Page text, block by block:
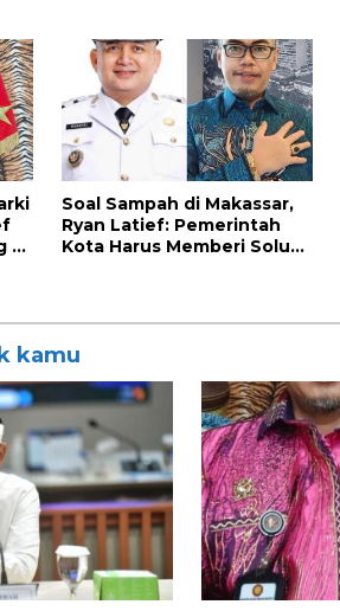
di
Soal Sampah di Makassar,
Ryan Latief: Pemerintah
Kota Harus Memberi Solusi
kamu